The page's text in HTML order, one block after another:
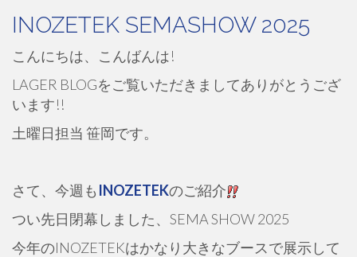
INOZETEK SEMASHOW 2025
こんにちは、こんばんは!
LAGER BLOGをご覧いただきましてありがとうござ
います!!
土曜日担当 笹岡です。
さて、今週も INOZETEKのご紹介
つい先日閉幕しました、SEMA SHOW 2025
今年のINOZETEKはかなり大きなブースで展示して